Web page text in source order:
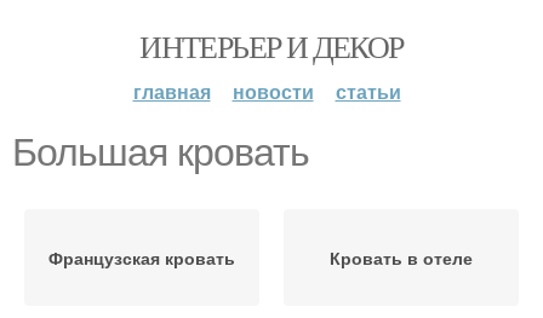
ИНТЕРЬЕР И ДЕКОР
главная новости статьи
Большая кровать
Французская кровать Кровать в отеле